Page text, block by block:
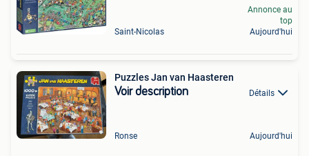
Saint-Nicolas
Annonce au
top
Aujourd'hui
Puzzles Jan van Haasteren
Voir description Détails
Ronse Aujourd'hui